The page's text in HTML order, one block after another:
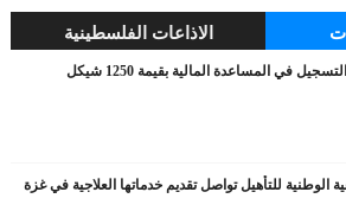
الاذاعات الفلسطينية
في المساعدة المالية بقيمة 1250 شيكل
الوطنية للتأهيل تواصل تقديم خدماتها العلاجية في غزة